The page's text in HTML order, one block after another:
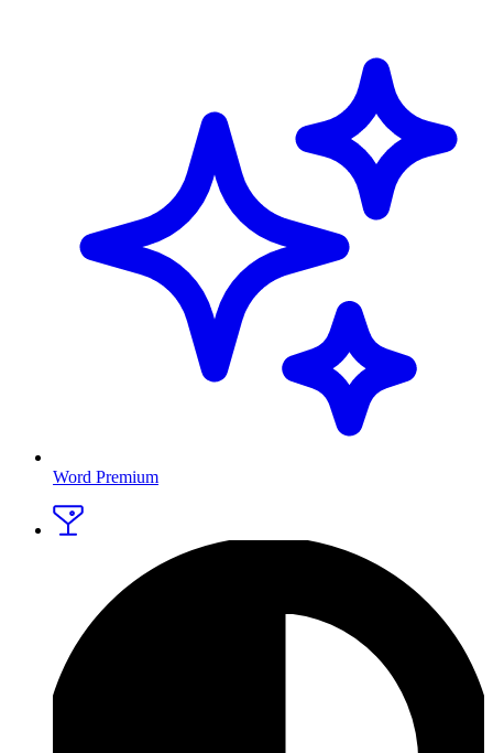
Word Premium